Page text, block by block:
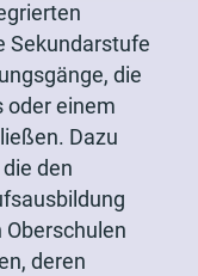
Sekundarstufe
die
oder einem
Dazu
den
deren